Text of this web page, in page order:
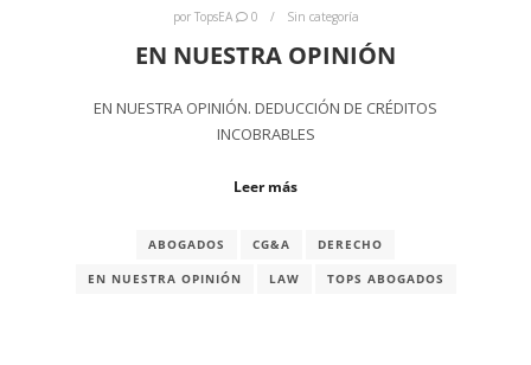
por TopsEA 0 Sin categoría
EN NUESTRA OPINIÓN
EN NUESTRA OPINIÓN. DEDUCCIÓN DE CRÉDITOS
INCOBRABLES
Leer más
ABOGADOS CG&A DERECHO
EN NUESTRA OPINIÓN LAW TOPS ABOGADOS